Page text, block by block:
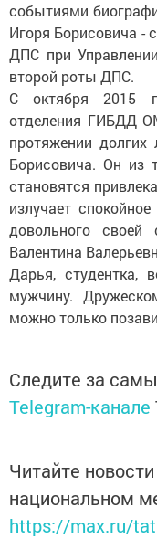
событиями
Игоря Борисовича -
ДПС при
второй роты ДПС.
С октября 2015
отделения ГИБДД
протяжении
Борисовича. Он из
становятся
излучает
довольного своей
Валентина
Дарья, студентка,
мужчину.
можно только
Следите за
Telegram-канале
Читайте
национальном
https://max.ru/